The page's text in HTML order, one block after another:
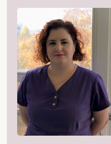
Платите в рассрочку
и 12 месяцев или
без переплат
общаться с коллегами
Именной сертификат по
окончании курса
9 900 ₽ 13
Забронировать